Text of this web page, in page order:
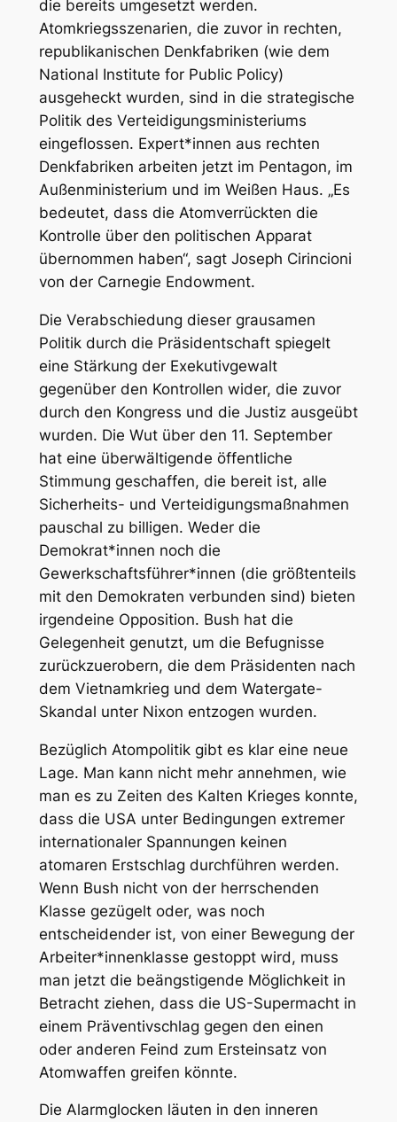
die bereits umgesetzt werden.
Atomkriegsszenarien, die zuvor in rechten,
republikanischen Denkfabriken (wie dem
National Institute for Public Policy)
ausgeheckt wurden, sind in die strategische
Politik des Verteidigungsministeriums
eingeflossen. Expert*innen aus rechten
Denkfabriken arbeiten jetzt im Pentagon, im
Außenministerium und im Weißen Haus. „Es
bedeutet, dass die Atomverrückten die
Kontrolle über den politischen Apparat
übernommen haben“, sagt Joseph Cirincioni
von der Carnegie Endowment.
Die Verabschiedung dieser grausamen
Politik durch die Präsidentschaft spiegelt
eine Stärkung der Exekutivgewalt
gegenüber den Kontrollen wider, die zuvor
durch den Kongress und die Justiz ausgeübt
wurden. Die Wut über den 11. September
hat eine überwältigende öffentliche
Stimmung geschaffen, die bereit ist, alle
Sicherheits- und Verteidigungsmaßnahmen
pauschal zu billigen. Weder die
Demokrat*innen noch die
Gewerkschaftsführer*innen (die größtenteils
mit den Demokraten verbunden sind) bieten
irgendeine Opposition. Bush hat die
Gelegenheit genutzt, um die Befugnisse
zurückzuerobern, die dem Präsidenten nach
dem Vietnamkrieg und dem Watergate-
Skandal unter Nixon entzogen wurden.
Bezüglich Atompolitik gibt es klar eine neue
Lage. Man kann nicht mehr annehmen, wie
man es zu Zeiten des Kalten Krieges konnte,
dass die USA unter Bedingungen extremer
internationaler Spannungen keinen
atomaren Erstschlag durchführen werden.
Wenn Bush nicht von der herrschenden
Klasse gezügelt oder, was noch
entscheidender ist, von einer Bewegung der
Arbeiter*innenklasse gestoppt wird, muss
man jetzt die beängstigende Möglichkeit in
Betracht ziehen, dass die US-Supermacht in
einem Präventivschlag gegen den einen
oder anderen Feind zum Ersteinsatz von
Atomwaffen greifen könnte.
Die Alarmglocken läuten in den inneren